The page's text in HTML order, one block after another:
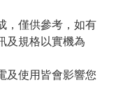
，僅供參考，如有
及規格以實機為
及使用皆會影響您